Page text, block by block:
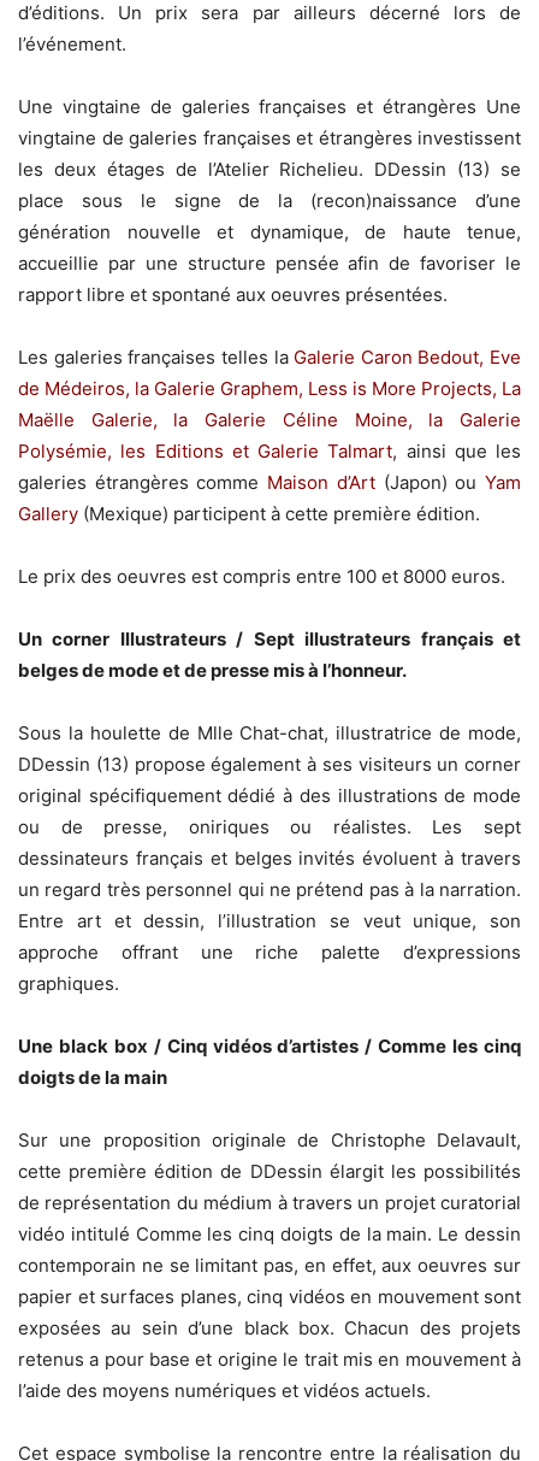
d’éditions. Un prix sera par ailleurs décerné lors de
l’événement.
Une vingtaine de galeries françaises et étrangères Une
vingtaine de galeries françaises et étrangères investissent
les deux étages de l’Atelier Richelieu. DDessin (13) se
place sous le signe de la (recon)naissance d’une
génération nouvelle et dynamique, de haute tenue,
accueillie par une structure pensée afin de favoriser le
rapport libre et spontané aux oeuvres présentées.
Les galeries françaises telles la Galerie Caron Bedout, Eve
de Médeiros, la Galerie Graphem, Less is More Projects, La
Maëlle Galerie, la Galerie Céline Moine, la Galerie
Polysémie, les Editions et Galerie Talmart, ainsi que les
galeries étrangères comme Maison d’Art(Japon) ouYam
Gallery (Mexique) participent à cette première édition.
Le prix des oeuvres est compris entre 100 et 8000 euros.
Un corner Illustrateurs / Sept illustrateurs français et
belges de mode et de presse mis à l’honneur.
Sous la houlette de Mlle Chat-chat, illustratrice de mode,
DDessin (13) propose également à ses visiteurs un corner
original spécifiquement dédié à des illustrations de mode
ou de presse, oniriques ou réalistes. Les sept
dessinateurs français et belges invités évoluent à travers
un regard très personnel qui ne prétend pas à la narration.
Entre art et dessin, l’illustration se veut unique, son
approche offrant une riche palette d’expressions
graphiques.
Une black box / Cinq vidéos d’artistes / Comme les cinq
doigts de la main
Sur une proposition originale de Christophe Delavault,
cette première édition de DDessin élargit les possibilités
de représentation du médium à travers un projet curatorial
vidéo intitulé Comme les cinq doigts de la main. Le dessin
contemporain ne se limitant pas, en effet, aux oeuvres sur
papier et surfaces planes, cinq vidéos en mouvement sont
exposées au sein d’une black box. Chacun des projets
retenus a pour base et origine le trait mis en mouvement à
l’aide des moyens numériques et vidéos actuels.
Cet espace symbolise la rencontre entre la réalisation du